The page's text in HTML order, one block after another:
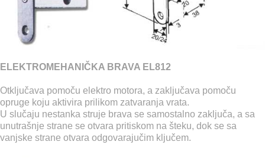
ELEKTROMEHANIČKA BRAVA EL812
Otključava pomoču elektro motora, a zaključava pomoču
opruge koju aktivira prilikom zatvaranja vrata.
U slučaju nestanka struje brava se samostalno zaključa, a sa
unutrašnje strane se otvara pritiskom na šteku, dok se sa
vanjske strane otvara odgovarajučim ključem.